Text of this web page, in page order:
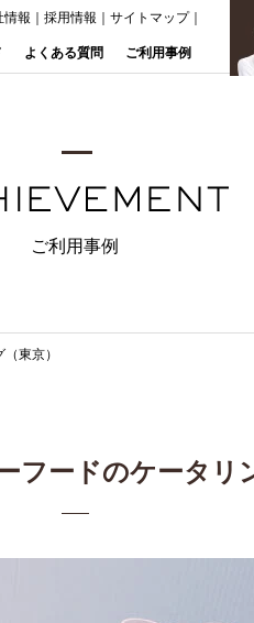
情報 採用情報 サイトマップ｜
よくある質問 ご利用事例
ご利用事例
東京）
フードのケータリ